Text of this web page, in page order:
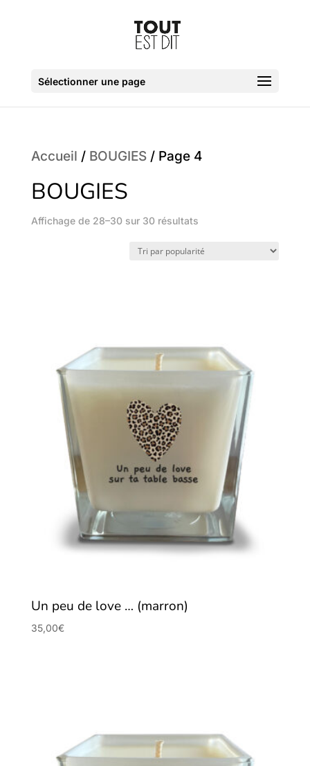
Sélectionner une page
Accueil / BOUGIES/ Page 4
BOUGIES
Affichage de 28–30 sur 30 résultatsTrié
Un peu de love … (marron)
35,00€